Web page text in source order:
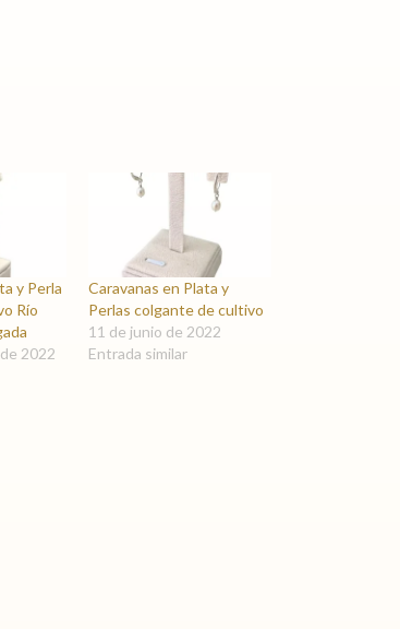
y Perla
Río
2022
Caravanas en Plata y
Perlas colgante de cultivo
11 de junio de 2022
Entrada similar